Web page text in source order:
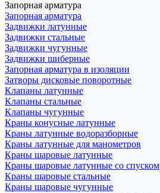
Запорная арматура
Запорная арматура
Задвижки латунные
Задвижки стальные
Задвижки чугунные
Задвижки шиберные
Запорная арматура в изоляции
Затворы дисковые поворотные
Клапаны латунные
Клапаны стальные
Клапаны чугунные
Краны конусные латунные
Краны латунные водоразборные
Краны латунные для манометров
Краны шаровые латунные
Краны шаровые латунные со спуском
Краны шаровые стальные
Краны шаровые чугунные